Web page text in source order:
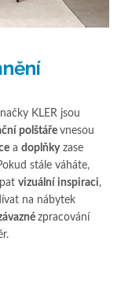
KLER jsou
polštáře vnesou
a doplňkyzase
stále váháte,
vizuální inspiraci,
na nábytek
zpracování